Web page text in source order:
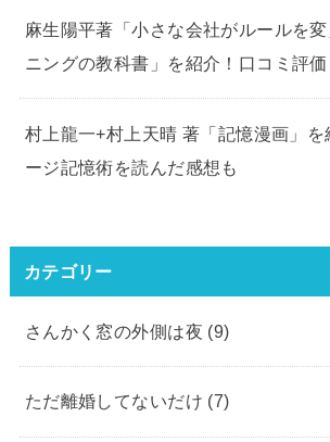
麻生陽平著「小さな会社がルールを
ニングの教科書」を紹介！口コミ評価
村上龍一+村上天晴 著「記憶漫画」を
ージ記憶術を読んだ感想も
カテゴリー
さんかく窓の外側は夜 (9)
ただ離婚してないだけ (7)